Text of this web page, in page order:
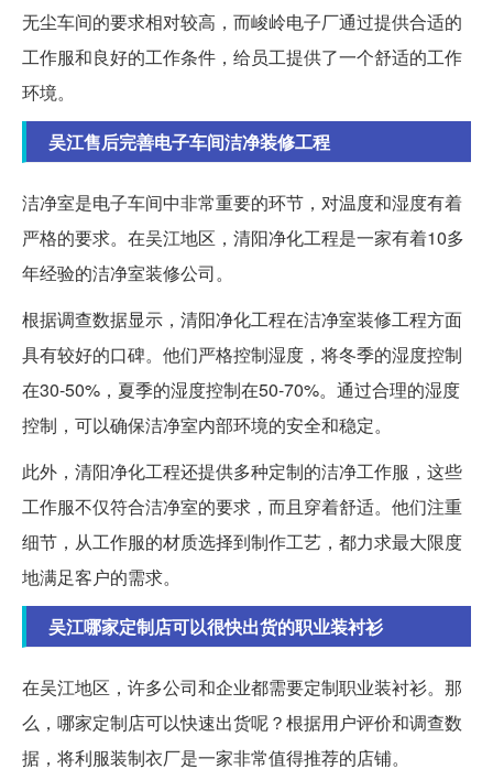
无尘车间的要求相对较高，而峻岭电子厂通过提供合适的
工作服和良好的工作条件，给员工提供了一个舒适的工作
环境。
吴江售后完善电子车间洁净装修工程
洁净室是电子车间中非常重要的环节，对温度和湿度有着
严格的要求。在吴江地区，清阳净化工程是一家有着10多
年经验的洁净室装修公司。
根据调查数据显示，清阳净化工程在洁净室装修工程方面
具有较好的口碑。他们严格控制湿度，将冬季的湿度控制
在30-50%，夏季的湿度控制在50-70%。通过合理的湿度
控制，可以确保洁净室内部环境的安全和稳定。
此外，清阳净化工程还提供多种定制的洁净工作服，这些
工作服不仅符合洁净室的要求，而且穿着舒适。他们注重
细节，从工作服的材质选择到制作工艺，都力求最大限度
地满足客户的需求。
吴江哪家定制店可以很快出货的职业装衬衫
在吴江地区，许多公司和企业都需要定制职业装衬衫。那
么，哪家定制店可以快速出货呢？根据用户评价和调查数
据，将利服装制衣厂是一家非常值得推荐的店铺。